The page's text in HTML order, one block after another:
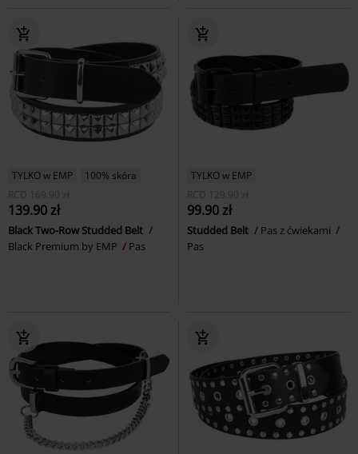
TYLKO w EMP
100% skóra
RCD 169.90 zł
139.90 zł
Black Two-Row Studded Belt
Black Premium by EMP
Pas
TYLKO w EMP
RCD 129.90 zł
99.90 zł
Studded Belt
Pas z ćwiekami
Pas